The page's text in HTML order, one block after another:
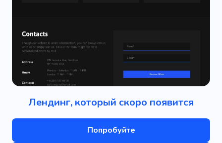
Лендинг, который скоро появится
Попробуйте